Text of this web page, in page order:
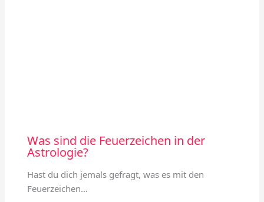
Was sind die Feuerzeichen in der
Astrologie?
Hast du dich jemals gefragt, was es mit den
Feuerzeichen…